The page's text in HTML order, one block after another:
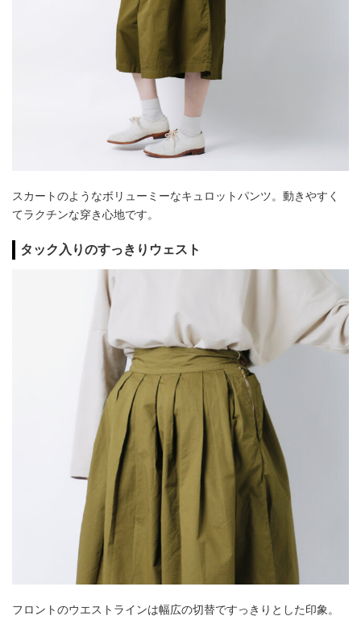
スカートのようなボリューミーなキュロットパンツ。動きやすく
てラクチンな穿き心地です。
タック入りのすっきりウェスト
フロントのウエストラインは幅広の切替ですっきりとした印象。